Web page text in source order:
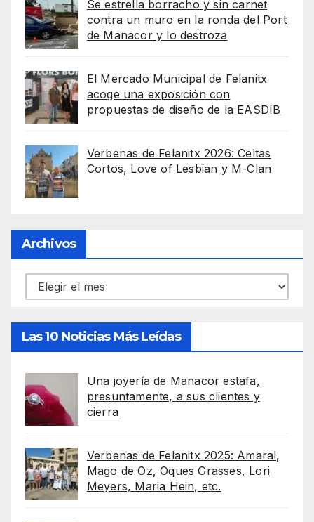
Se estrella borracho y sin carnet
contra un muro en la ronda del Port
de Manacor y lo destroza
El Mercado Municipal de Felanitx
acoge una exposición con
propuestas de diseño de la EASDIB
Verbenas de Felanitx 2026: Celtas
Cortos, Love of Lesbian y M-Clan
Archivos
Archivos
Las 10 Noticias Más Leídas
Una joyería de Manacor estafa,
presuntamente, a sus clientes y
cierra
Verbenas de Felanitx 2025: Amaral,
Mago de Oz, Oques Grasses, Lori
Meyers, Maria Hein, etc.